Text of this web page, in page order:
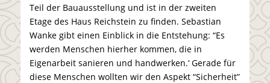
Teil der Bauausstellung und ist in der zweiten
Etage des Haus Reichstein zu finden. Sebastian
Wanke gibt einen Einblick in die Entstehung: “Es
werden Menschen hierher kommen, die in
Eigenarbeit sanieren und handwerken.‘ Gerade für
diese Menschen wollten wir den Aspekt “Sicherheit”